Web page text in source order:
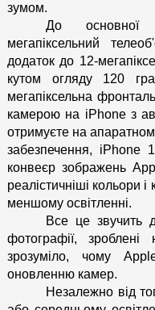
зумом.
До основної
мегапіксельний
додаток до 12-
кутом огляду 120
мегапіксельна
камерою на iPhone з
отримуєте на
забезпечення, iPhone
конвеєр зображень
реалістичніші кольори і
меншому освітленні.
Все це звучить
фотографії,
зрозуміло, чому
оновленню камер.
Незалежно від